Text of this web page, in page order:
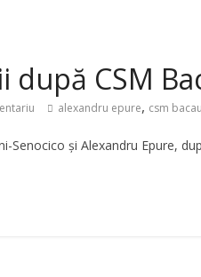
după CSM
alexandru epure, csm bacau
Senocico și Alexandru Epure,